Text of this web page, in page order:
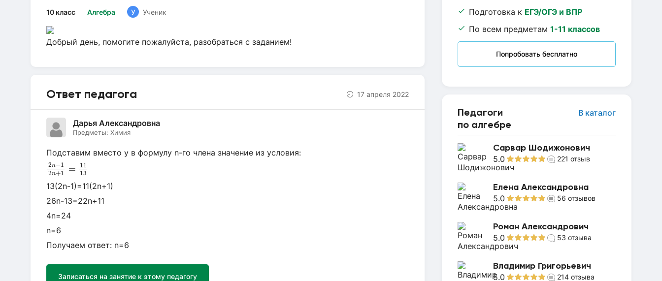
Подготовка к ЕГЭ/ОГЭ и ВПР
По всем предметам 1-11 классов
Попробовать бесплатно
Педагоги
по алгебре
В каталог
Сарвар Шодижонович
5.0 221 отзыв
Елена Александровна
5.0 56 отзывов
Роман Александрович
5.0 53 отзыва
Владимир Григорьевич
5.0 214 отзыва
Алгебра
10 класс У Ученик
Добрый день, помогите пожалуйста, разобраться с заданием!
Ответ педагога 17 апреля 2022
Дарья Александровна
Предметы: Химия
Подставим вместо y в формулу n-го члена значение из условия:
2n−1
2n+1 =
11
13
2n− +
13(2n-1)=11(2n+1)
26n-13=22n+11
4n=24
n=6
Получаем ответ: n=6
Записаться на занятие к этому педагогу